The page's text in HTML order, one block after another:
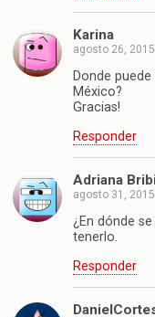
Karina
agosto 26, 2015
Donde
México?
Gracias!
Responder
Adriana
agosto 31, 2015
¿En dónde
tenerlo.
Responder